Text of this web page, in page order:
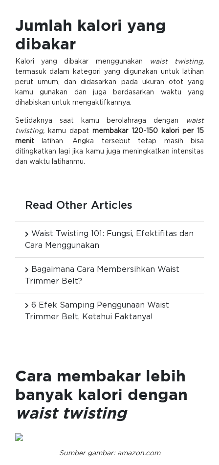
Jumlah kalori yang
dibakar
Kalori yang dibakar menggunakan waist twisting,
termasuk dalam kategori yang digunakan untuk latihan
perut umum, dan didasarkan pada ukuran otot yang
kamu gunakan dan juga berdasarkan waktu yang
dihabiskan untuk mengaktifkannya.
Setidaknya saat kamu berolahraga dengan
waist
twisting,kamu dapat membakar 120-150 kalori per 15
menitlatihan. Angka tersebut tetap masih bisa
ditingkatkan lagi jika kamu juga meningkatkan intensitas
dan waktu latihanmu.
Read Other Articles
Waist Twisting 101: Fungsi, Efektifitas dan
Cara Menggunakan
Bagaimana Cara Membersihkan Waist
Trimmer Belt?
6 Efek Samping Penggunaan Waist
Trimmer Belt, Ketahui Faktanya!
Cara membakar lebih
banyak kalori dengan
waist twisting
Sumber gambar: amazon.com